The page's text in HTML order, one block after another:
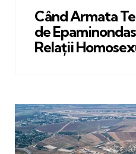
Când Armata
de
Relații